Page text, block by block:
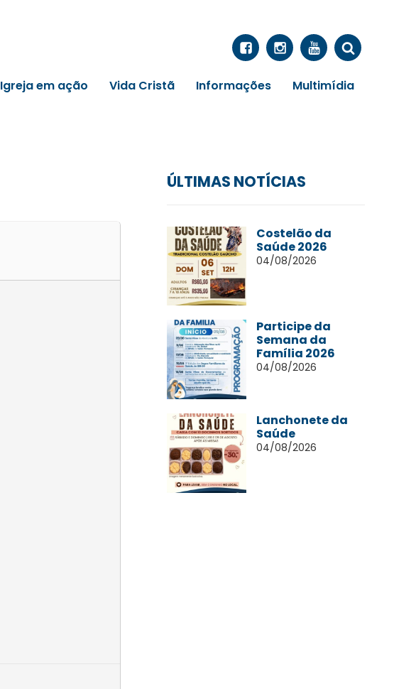
Igreja em ação Vida Cristã Informações Multimídia
ÚLTIMAS NOTÍCIAS
Costelão da
Saúde 2026
04/08/2026
Participe da
Semana da
Família 2026
04/08/2026
Lanchonete da
Saúde
04/08/2026